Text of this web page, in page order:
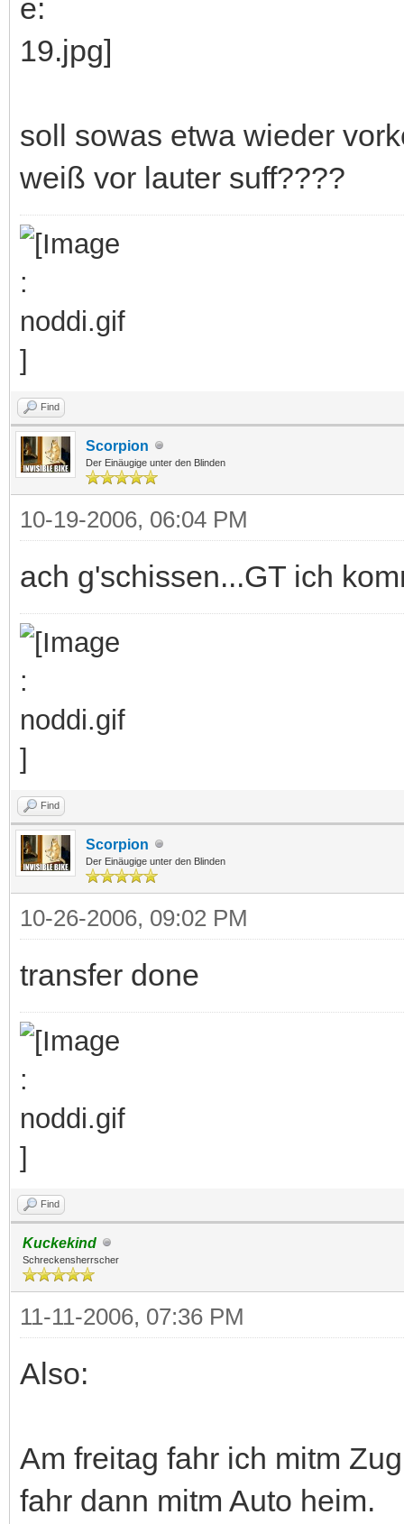
soll sowas etwa wieder
weiß vor lauter suff????
Find
Scorpion
Der Einäugige unter den Blinden
10-19-2006, 06:04 PM
ach g'schissen...GT ich
Find
Scorpion
Der Einäugige unter den Blinden
10-26-2006, 09:02 PM
transfer done
Find
Kuckekind
Schreckensherrscher
11-11-2006, 07:36 PM
Also:
Am freitag fahr ich mitm
fahr dann mitm Auto heim.